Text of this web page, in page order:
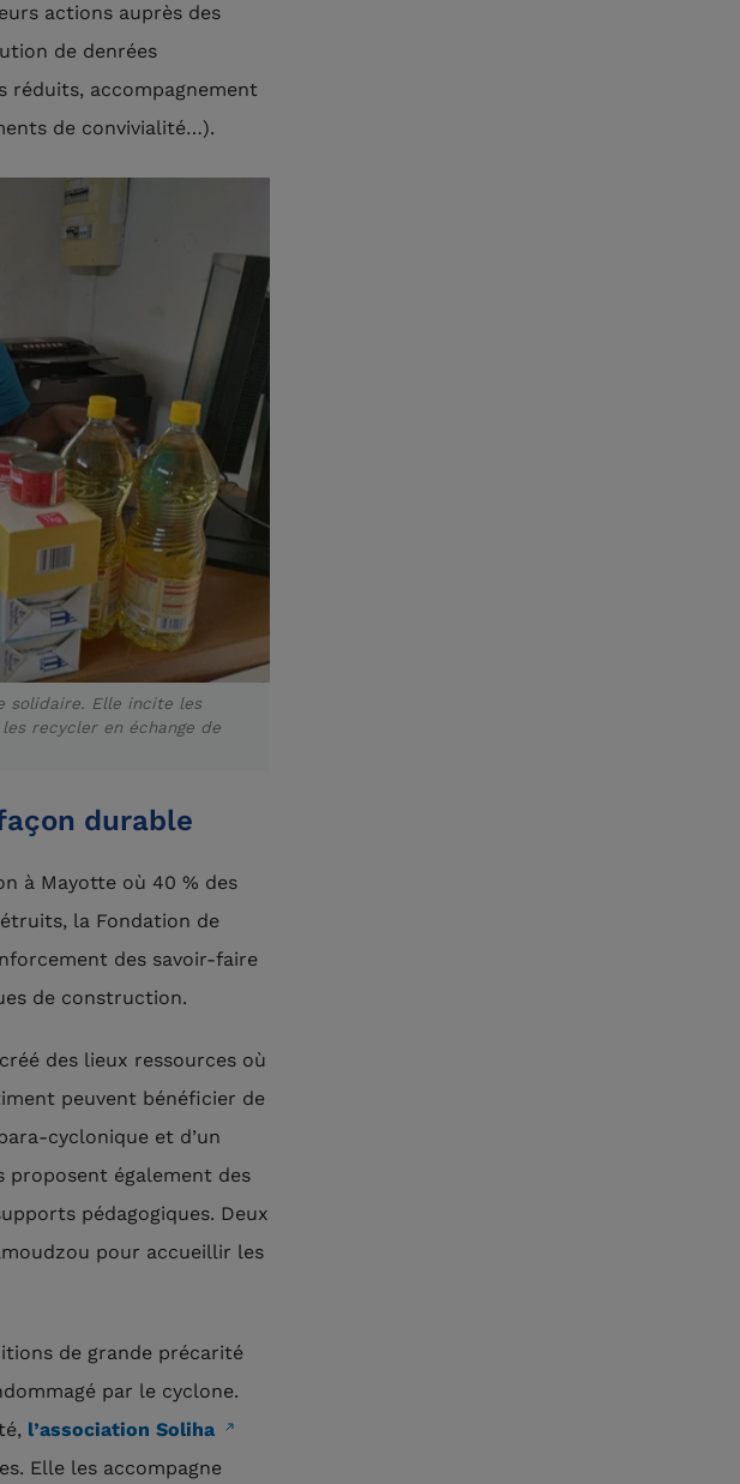
actions auprès des
de denrées
réduits, accompagnement
de convivialité…).
solidaire. Elle incite les
recycler en échange de
durable
à Mayotte où 40 % des
la Fondation de
des savoir-faire
de construction.
des lieux ressources où
peuvent bénéficier de
cyclonique et d’un
proposent également des
pédagogiques. Deux
pour accueillir les
de grande précarité
par le cyclone.
l’association Soliha
Elle les accompagne